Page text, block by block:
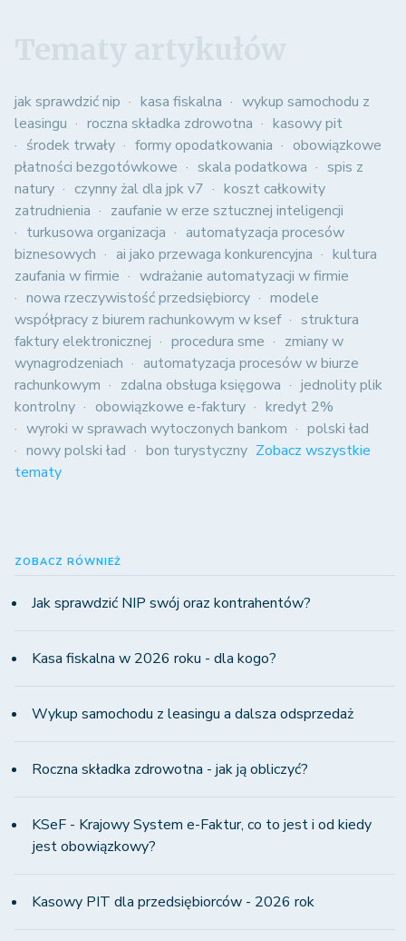
jak sprawdzić nip kasa fiskalna
wykup samochodu z
leasingu
roczna składka zdrowotna
kasowy pit
środek trwały
formy opodatkowania
obowiązkowe
płatności bezgotówkowe
skala podatkowa
spis z
natury
czynny żal dla jpk v7
koszt całkowity
zatrudnienia
zaufanie w erze sztucznej inteligencji
turkusowa organizacja
automatyzacja procesów
biznesowych
ai jako przewaga konkurencyjna
kultura
zaufania w firmie
wdrażanie automatyzacji w firmie
nowa rzeczywistość przedsiębiorcy
modele
współpracy z biurem rachunkowym w ksef
struktura
faktury elektronicznej
procedura sme
zmiany w
wynagrodzeniach
automatyzacja procesów w biurze
rachunkowym
zdalna obsługa księgowa
jednolity plik
kontrolny
obowiązkowe e-faktury
kredyt 2%
wyroki w sprawach wytoczonych bankom
polski ład
nowy polski ład
bon turystyczny Zobacz wszystkie
tematy
ZOBACZ RÓWNIEŻ
Jak sprawdzić NIP swój oraz kontrahentów?
Kasa fiskalna w 2026 roku - dla kogo?
Wykup samochodu z leasingu a dalsza odsprzedaż
Roczna składka zdrowotna - jak ją obliczyć?
KSeF - Krajowy System e-Faktur, co to jest i od kiedy
jest obowiązkowy?
Kasowy PIT dla przedsiębiorców - 2026 rok